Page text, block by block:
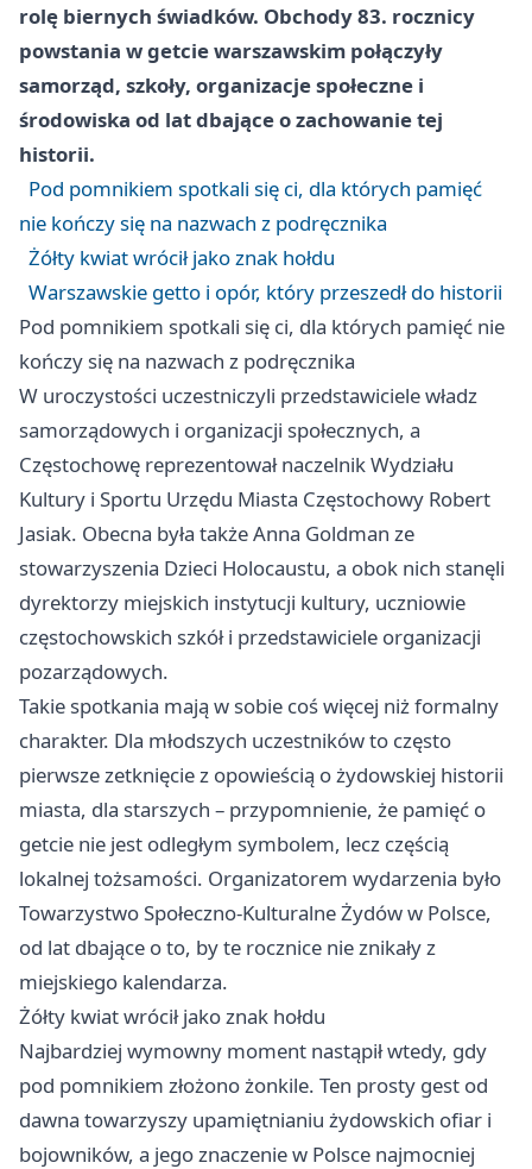
rolę biernych świadków. Obchody 83. rocznicy
powstania w getcie warszawskim połączyły
samorząd, szkoły, organizacje społeczne i
środowiska od lat dbające o zachowanie tej
historii.
Pod pomnikiem spotkali się ci, dla których pamięć
nie kończy się na nazwach z podręcznika
Żółty kwiat wrócił jako znak hołdu
Warszawskie getto i opór, który przeszedł do historii
Pod pomnikiem spotkali się ci, dla których pamięć nie
kończy się na nazwach z podręcznika
W uroczystości uczestniczyli przedstawiciele władz
samorządowych i organizacji społecznych, a
Częstochowę reprezentował naczelnik Wydziału
Kultury i Sportu Urzędu Miasta Częstochowy Robert
Jasiak. Obecna była także Anna Goldman ze
stowarzyszenia Dzieci Holocaustu, a obok nich stanęli
dyrektorzy miejskich instytucji kultury, uczniowie
częstochowskich szkół i przedstawiciele organizacji
pozarządowych.
Takie spotkania mają w sobie coś więcej niż formalny
charakter. Dla młodszych uczestników to często
pierwsze zetknięcie z opowieścią o żydowskiej historii
miasta, dla starszych – przypomnienie, że pamięć o
getcie nie jest odległym symbolem, lecz częścią
lokalnej tożsamości. Organizatorem wydarzenia było
Towarzystwo Społeczno-Kulturalne Żydów w Polsce,
od lat dbające o to, by te rocznice nie znikały z
miejskiego kalendarza.
Żółty kwiat wrócił jako znak hołdu
Najbardziej wymowny moment nastąpił wtedy, gdy
pod pomnikiem złożono żonkile. Ten prosty gest od
dawna towarzyszy upamiętnianiu żydowskich ofiar i
bojowników, a jego znaczenie w Polsce najmocniej